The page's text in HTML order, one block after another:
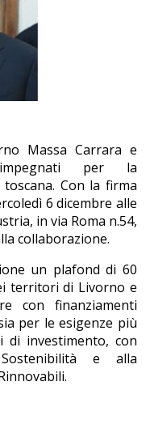
Massa Carrara e
per la
Con la firma
6 dicembre alle
in via Roma n.54,
collaborazione.
un plafond di 60
territori di Livorno e
con finanziamenti
per le esigenze più
di investimento, con
e alla